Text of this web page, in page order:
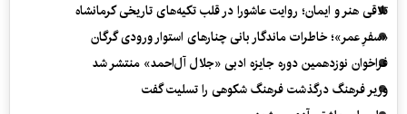
تلاقی هنر و ایمان؛ روایت عاشورا در قلب تکیه‌های تاریخی کرمانشاه
«سفرِ عمر»؛ خاطرات ماندگار بانی چنارهای استوار ورودی گرگان
فراخوان نوزدهمین دوره جایزه ادبی «جلال آل‌احمد» منتشر شد
وزیر فرهنگ درگذشت فرهنگ شکوهی را تسلیت گفت